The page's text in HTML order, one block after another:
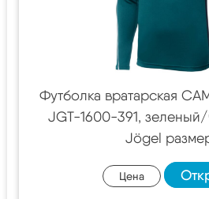
Футболка вратарская
JGT-1600-391,
Jögel
Цена